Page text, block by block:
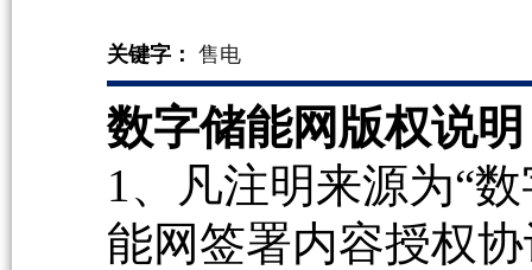
关键字： 售电
数字储能网版权说
1、凡注明来源为“
能网签署内容授权